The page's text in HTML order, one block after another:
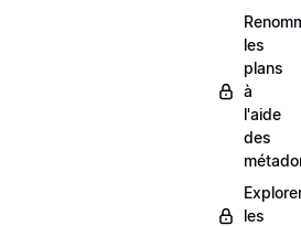
les
plans
à
l'aide
des
les